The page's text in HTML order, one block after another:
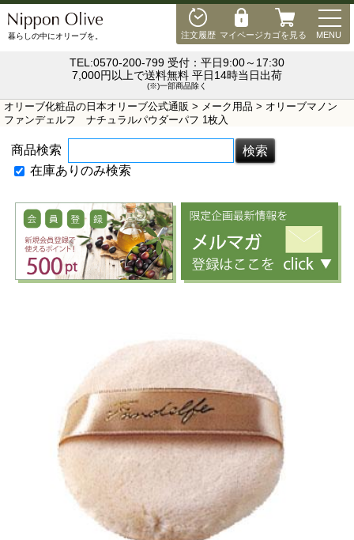
注文履歴 マイページカゴを見る MENU
暮らしの中にオリーブを。
TEL:0570-200-799 受付：平日9:00～17:30
7,000円以上で送料無料 平日14時当日出荷
(※)一部商品除く
オリーブ化粧品の日本オリーブ公式通販 > メーク用品 > オリーブマノン
ファンデェルフ ナチュラルパウダーパフ 1枚入
商品検索
在庫ありのみ検索